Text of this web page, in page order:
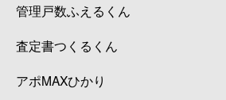
管理戸数ふえるくん
査定書つくるくん
アポMAXひかり